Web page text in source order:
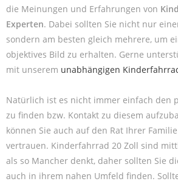
die Meinungen und Erfahrungen von
Experten. Dabei sollten Sie nicht nur
sondern am besten gleich mehrere, um
objektives Bild zu erhalten. Gerne
mit unserem unabhängigen
Natürlich ist es nicht immer einfach den
zu finden bzw. Kontakt zu diesem
können Sie auch auf den Rat Ihrer
vertrauen. Kinderfahrrad 20 Zoll sind
als so Mancher denkt, daher sollten Sie
auch in ihrem nahen Umfeld finden.